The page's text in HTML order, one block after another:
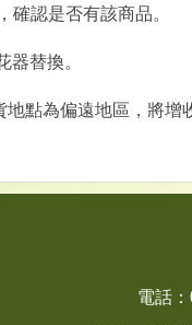
確認是否有該商品。
器替換。
點為偏遠地區，將增
電話